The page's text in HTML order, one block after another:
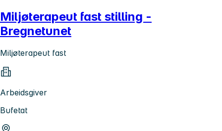
Miljøterapeut fast stilling -
Bregnetunet
Miljøterapeut fast
Arbeidsgiver
Bufetat